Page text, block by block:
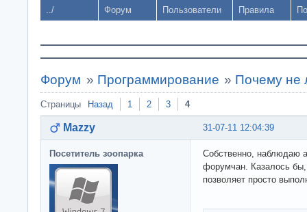
../ Форум Пользователи Правила
Форум » Программирование » Почему не
Страницы Назад 1 2 3 4
31-07-11 12:04:39
Mazzy
Посетитель зоопарка
Собственно, наблюдаю
форумчан. Казалось
позволяет просто